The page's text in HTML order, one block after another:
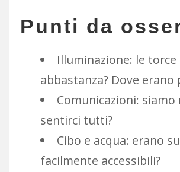
Punti da
Illuminazione: le torce
abbastanza? Dove erano
Comunicazioni: siamo
sentirci tutti?
Cibo e acqua: erano
facilmente accessibili?